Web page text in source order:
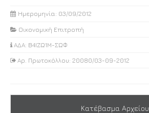
Ημερομηνία: 03/09/2012
Οικονομική Επιτροπή
ΑΔΑ: Β4ΙΖΩ1Μ-ΣΩΦ
Αρ. Πρωτοκόλλου: 20080/03-09-2012
Κατέβασμα Αρχείου